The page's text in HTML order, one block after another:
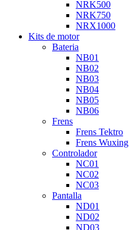
NRK500
NRK750
NRX1000
Kits de motor
Bateria
NB01
NB02
NB03
NB04
NB05
NB06
Frens
Frens Tektro
Frens Wuxing
Controlador
NC01
NC02
NC03
Pantalla
ND01
ND02
ND03